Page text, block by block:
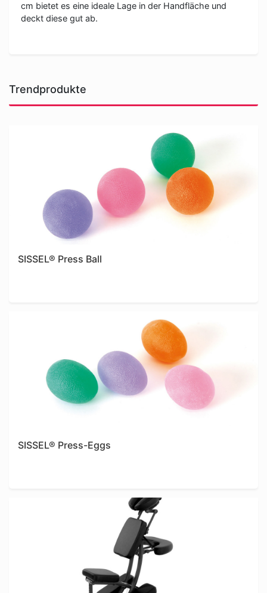
cm bietet es eine ideale Lage in der Handfläche und
deckt diese gut ab.
Trendprodukte
SISSEL® Press Ball
SISSEL® Press-Eggs